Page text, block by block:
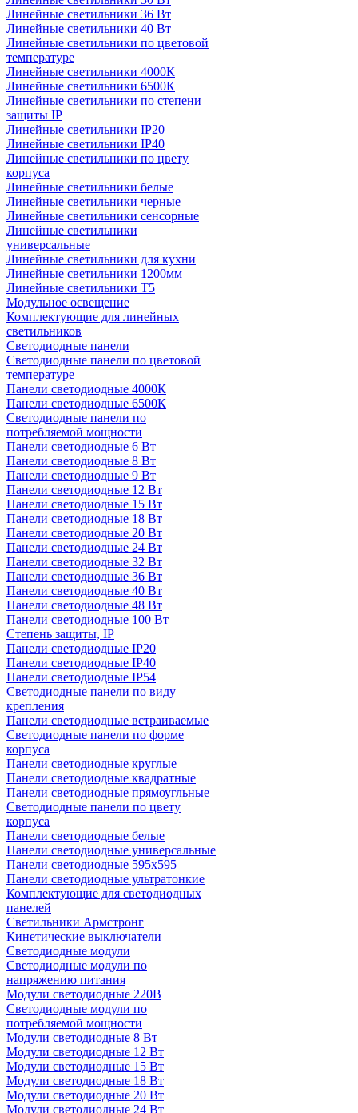
Линейные светильники 36 Вт
Линейные светильники 40 Вт
Линейные светильники по цветовой
температуре
Линейные светильники 4000К
Линейные светильники 6500К
Линейные светильники по степени
защиты IP
Линейные светильники IP20
Линейные светильники IP40
Линейные светильники по цвету
корпуса
Линейные светильники белые
Линейные светильники черные
Линейные светильники сенсорные
Линейные светильники
универсальные
Линейные светильники для кухни
Линейные светильники 1200мм
Линейные светильники Т5
Модульное освещение
Комплектующие для линейных
светильников
Светодиодные панели
Светодиодные панели по цветовой
температуре
Панели светодиодные 4000К
Панели светодиодные 6500К
Светодиодные панели по
потребляемой мощности
Панели светодиодные 6 Вт
Панели светодиодные 8 Вт
Панели светодиодные 9 Вт
Панели светодиодные 12 Вт
Панели светодиодные 15 Вт
Панели светодиодные 18 Вт
Панели светодиодные 20 Вт
Панели светодиодные 24 Вт
Панели светодиодные 32 Вт
Панели светодиодные 36 Вт
Панели светодиодные 40 Вт
Панели светодиодные 48 Вт
Панели светодиодные 100 Вт
Степень защиты, IP
Панели светодиодные IP20
Панели светодиодные IP40
Панели светодиодные IP54
Светодиодные панели по виду
крепления
Панели светодиодные встраиваемые
Светодиодные панели по форме
корпуса
Панели светодиодные круглые
Панели светодиодные квадратные
Панели светодиодные прямоугльные
Светодиодные панели по цвету
корпуса
Панели светодиодные белые
Панели светодиодные универсальные
Панели светодиодные 595х595
Панели светодиодные ультратонкие
Комплектующие для светодиодных
панелей
Светильники Армстронг
Кинетические выключатели
Светодиодные модули
Светодиодные модули по
напряжению питания
Модули светодиодные 220В
Светодиодные модули по
потребляемой мощности
Модули светодиодные 8 Вт
Модули светодиодные 12 Вт
Модули светодиодные 15 Вт
Модули светодиодные 18 Вт
Модули светодиодные 20 Вт
Модули светодиодные 24 Вт